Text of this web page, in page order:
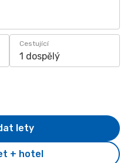
Cestující
1 dospělý
+ hotel
lety